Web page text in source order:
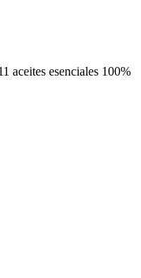
aceites esenciales 100%